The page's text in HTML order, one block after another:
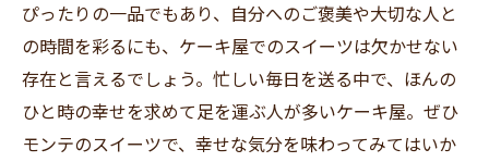
ぴったりの一品でもあり、自分へのご褒美や大切な人と
の時間を彩るにも、ケーキ屋でのスイーツは欠かせない
存在と言えるでしょう。忙しい毎日を送る中で、ほんの
ひと時の幸せを求めて足を運ぶ人が多いケーキ屋。ぜひ
モンテのスイーツで、幸せな気分を味わってみてはいか